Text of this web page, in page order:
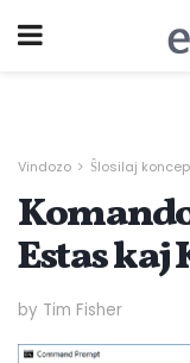
Vindozo Ŝlosilaj
Estas kaj
by Tim Fisher